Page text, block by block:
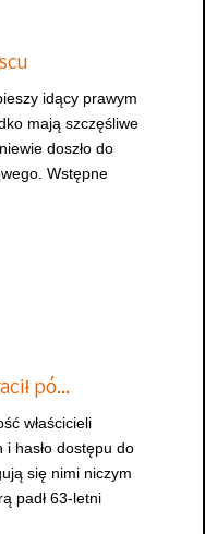
idący prawym
mają szczęśliwe
doszło do
Wstępne
pó…
właścicieli
hasło dostępu do
się nimi niczym
padł 63-letni